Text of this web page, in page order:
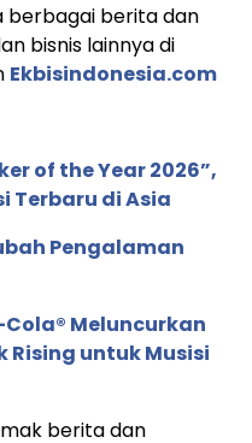
berbagai berita dan
bisnis lainnya di
Ekbisindonesia.com
of the Year 2026”,
Terbaru di Asia
Pengalaman
Meluncurkan
Rising untuk Musisi
berita dan